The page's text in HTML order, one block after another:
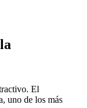
El
uno de los más